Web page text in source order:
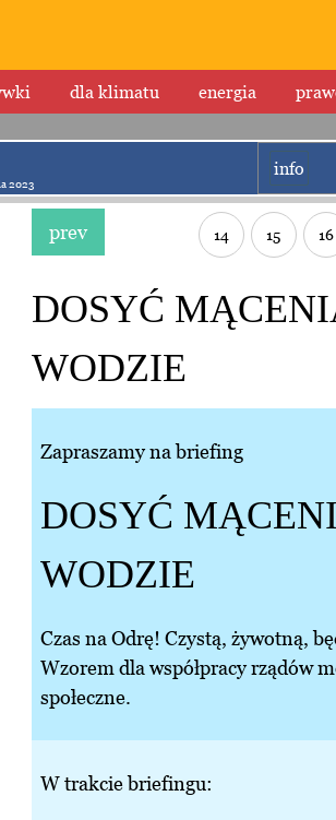
dla klimatu energia
2023
info
prev 14 15 16
DOSYĆ
WODZIE
Zapraszamy na briefing
DOSYĆ
WODZIE
Czas na Odrę! Czystą, żywotną,
Wzorem dla współpracy rządów
społeczne.
W trakcie briefingu: